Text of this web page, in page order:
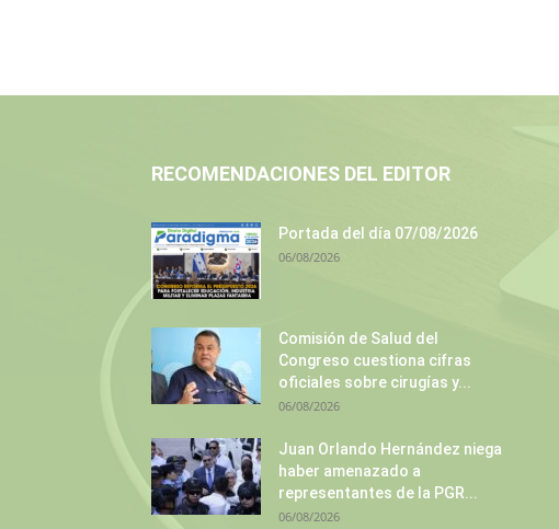
RECOMENDACIONES DEL EDITOR
Portada del día 07/08/2026
06/08/2026
Comisión de Salud del
Congreso cuestiona cifras
oficiales sobre cirugías y...
06/08/2026
Juan Orlando Hernández niega
haber amenazado a
representantes de la PGR...
06/08/2026